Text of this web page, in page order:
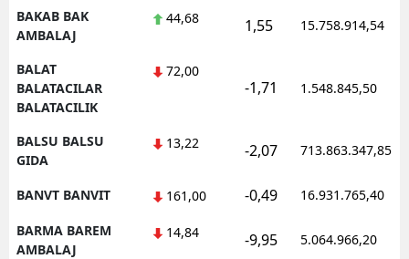
BAKAB BAK
AMBALAJ
44,68 1,55 15.758.914,54
BALAT
BALATACILAR
BALATACILIK
72,00
-1,71 1.548.845,50
BALSU BALSU
GIDA
13,22 -2,07 713.863.347,85
BANVT BANVIT 161,00 -0,49 16.931.765,40
BARMA BAREM
AMBALAJ
14,84 -9,95 5.064.966,20